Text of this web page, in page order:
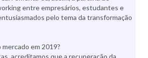
entre empresários, estudantes e
pelo tema da transformação
em 2019?